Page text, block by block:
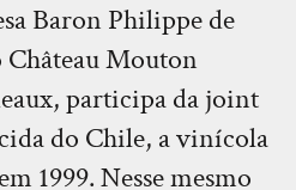
Baron Philippe de
Mouton
participa da joint
do Chile, a vinícola
1999. Nesse mesmo